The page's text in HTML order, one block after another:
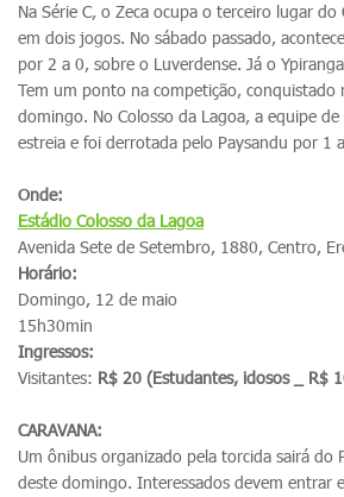
Na Série C, o Zeca ocupa o terceiro lugar
em dois jogos. No sábado passado,
por 2 a 0, sobre o Luverdense. Já o
Tem um ponto na competição, conquistado
domingo. No Colosso da Lagoa, a equipe
estreia e foi derrotada pelo Paysandu por 1
Onde:
Estádio Colosso da Lagoa
Avenida Sete de Setembro, 1880, Centro,
Horário:
Domingo, 12 de maio
15h30min
Ingressos:
Visitantes: R$ 20 (Estudantes, idosos _ R$
CARAVANA:
Um ônibus organizado pela torcida sairá do
deste domingo. Interessados devem entrar